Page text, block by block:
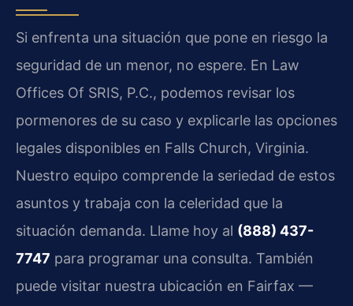
Si enfrenta una situación que pone en riesgo la
seguridad de un menor, no espere. En Law
Offices Of SRIS, P.C., podemos revisar los
pormenores de su caso y explicarle las opciones
legales disponibles en Falls Church, Virginia.
Nuestro equipo comprende la seriedad de estos
asuntos y trabaja con la celeridad que la
situación demanda. Llame hoy al (888) 437-
7747 para programar una consulta. También
puede visitar nuestra ubicación en Fairfax —